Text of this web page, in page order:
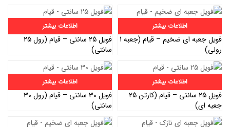
اطلاعات بیشتر
فویل جعبه ای ضخیم – قیام (جعبه 1
رولی)
اطلاعات بیشتر
فویل 25 سانتی – قیام (رول 25
سانتی)
اطلاعات بیشتر
فویل 25 سانتی – قیام (کارتن 25
جعبه ای)
اطلاعات بیشتر
فویل 30 سانتی – قیام (رول 30
سانتی)